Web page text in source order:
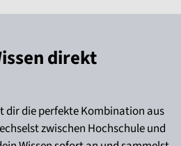
direkt
dir die perfekte Kombination aus
zwischen Hochschule und